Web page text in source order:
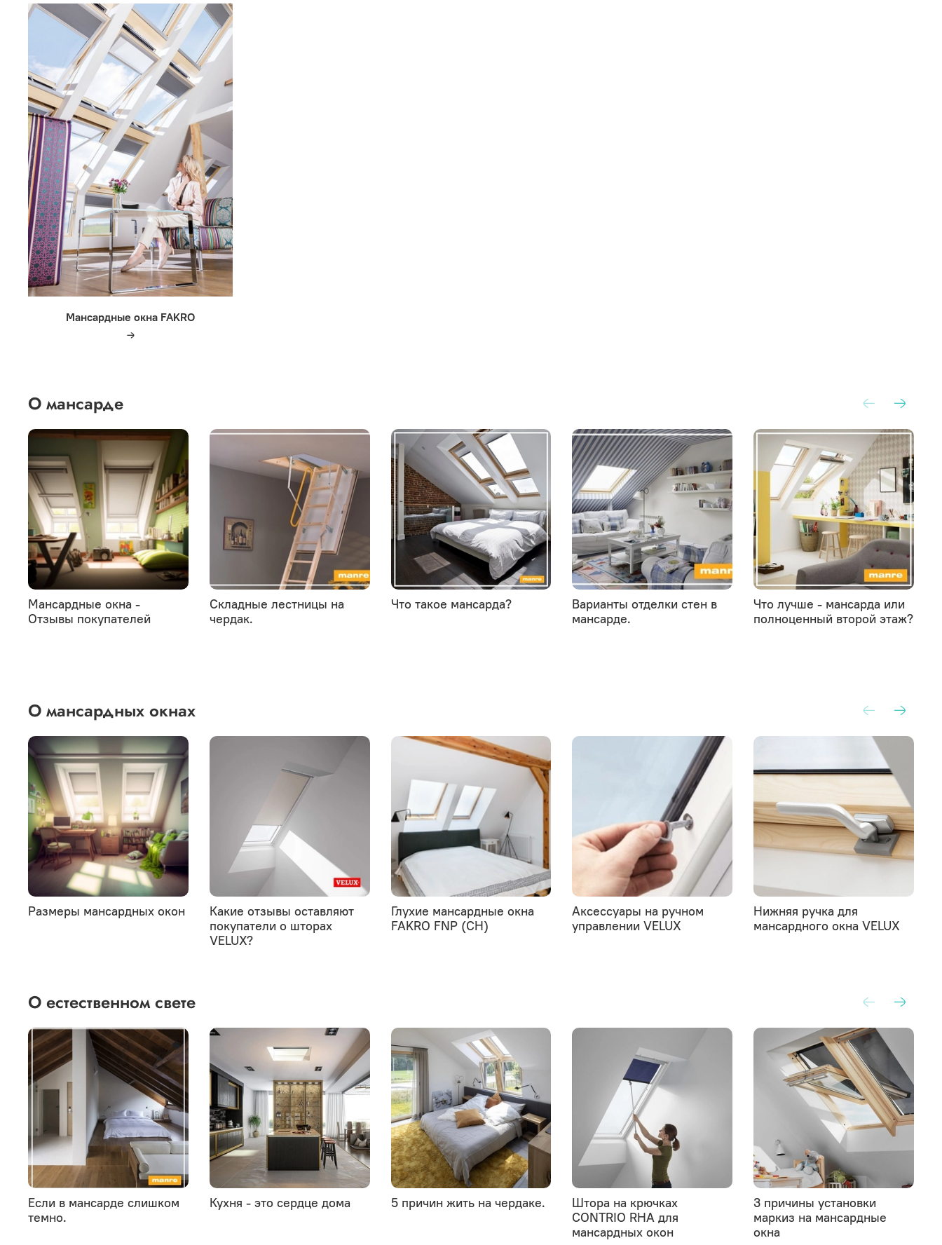
Мансардные окна FAKRO
О мансарде
Мансардные окна -
Отзывы покупателей
Складные лестницы на
чердак.
Что такое мансарда?
Варианты отделки стен в
мансарде.
Что лучше - мансарда или
полноценный второй этаж?
О мансардных окнах
Размеры мансардных окон
Какие отзывы оставляют
покупатели о шторах
VELUX?
Глухие мансардные окна
FAKRO FNP (CH)
Аксессуары на ручном
управлении VELUX
Нижняя ручка для
мансардного окна VELUX
О естественном свете
Если в мансарде слишком
темно.
Кухня - это сердце дома 5 причин жить на чердаке.
Штора на крючках
CONTRIO RHA для
мансардных окон
3 причины установки
маркиз на мансардные
окна